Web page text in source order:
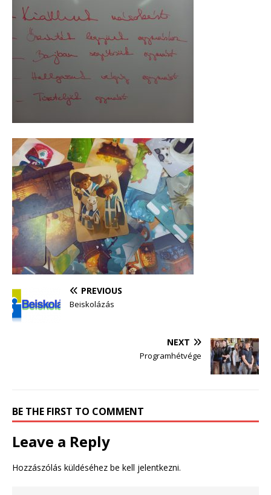
PREVIOUS
Beiskolázás
NEXT
Programhétvége
BE THE FIRST TO COMMENT
Leave a Reply
Hozzászólás küldéséhez be kell jelentkezni.